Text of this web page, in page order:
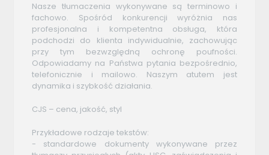
Nasze tłumaczenia wykonywane są terminowo i
fachowo. Spośród konkurencji wyróżnia nas
profesjonalna i kompetentna obsługa, która
podchodzi do klienta indywidualnie, zachowując
przy tym bezwzględną ochronę poufności.
Odpowiadamy na Państwa pytania bezpośrednio,
telefonicznie i mailowo. Naszym atutem jest
dynamika i szybkość działania.
CJS – cena, jakość, styl
Przykładowe rodzaje tekstów:
- standardowe dokumenty wykonywane przez